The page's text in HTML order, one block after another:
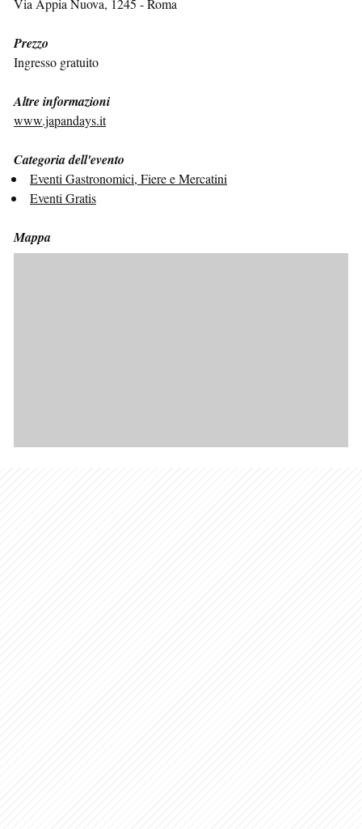
Via Appia Nuova, 1245 - Roma
Prezzo
Ingresso gratuito
Altre informazioni
www.japandays.it
Categoria dell'evento
Eventi Gastronomici, Fiere e Mercatini
Eventi Gratis
Mappa